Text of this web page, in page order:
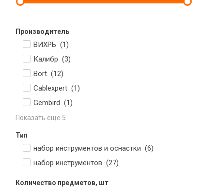
Производитель
ВИХРЬ (1)
Калибр (3)
Bort (12)
Cablexpert (1)
Gembird (1)
Показать еще 5
Тип
набор инструментов и оснастки (6)
набор инструментов (27)
Количество предметов, шт